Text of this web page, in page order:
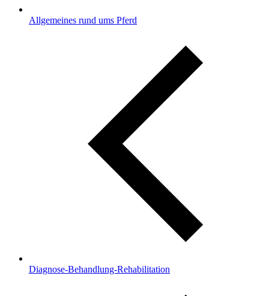
Allgemeines rund ums Pferd
Diagnose-Behandlung-Rehabilitation